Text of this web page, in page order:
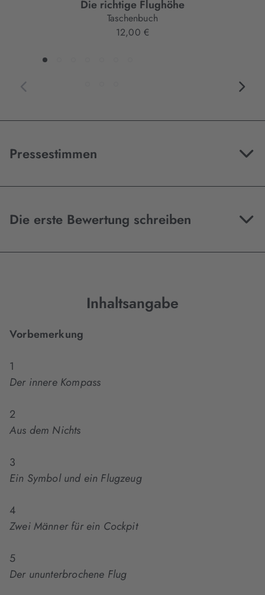
Die richtige Flughöhe
Taschenbuch
12,00 €
Pressestimmen
Die erste Bewertung schreiben
Inhaltsangabe
Vorbemerkung
1
Der innere Kompass
2
Aus dem Nichts
3
Ein Symbol und ein Flugzeug
4
Zwei Männer für ein Cockpit
5
Der ununterbrochene Flug